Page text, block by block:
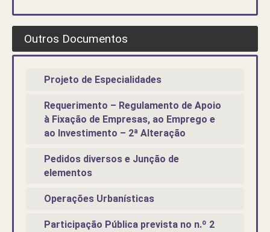
Outros Documentos
Projeto de Especialidades
Requerimento – Regulamento de Apoio
à Fixação de Empresas, ao Emprego e
ao Investimento – 2ª Alteração
Pedidos diversos e Junção de
elementos
Operações Urbanísticas
Participação Pública prevista no n.º 2